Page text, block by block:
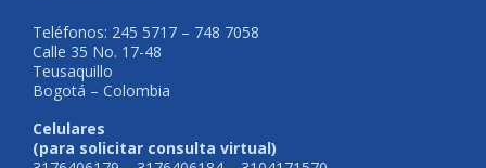
Teléfonos: 245 5717 – 748 7058
Calle 35 No. 17-48
Teusaquillo
Bogotá – Colombia
Celulares
(para solicitar consulta virtual)